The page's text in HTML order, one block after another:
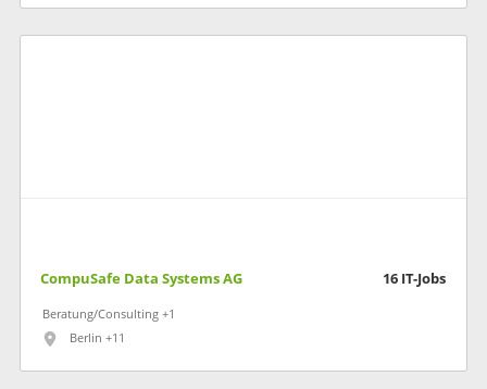
CompuSafe Data Systems AG 16 IT-Jobs
Beratung/Consulting +1
Berlin +11